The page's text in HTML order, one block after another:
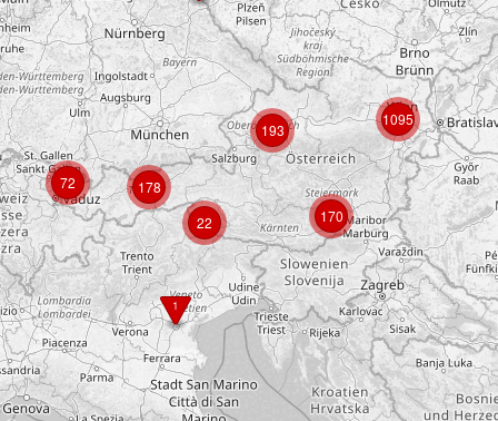
72
22 170
1095
178
193
1